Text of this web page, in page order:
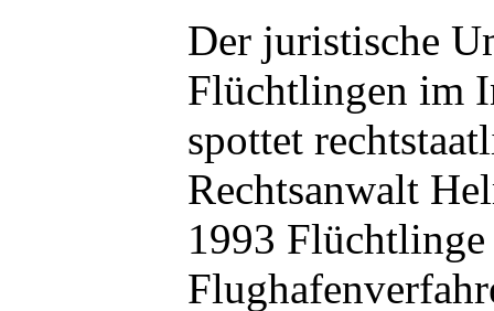
Der juristische
Flüchtlingen im
spottet
Rechtsanwalt
1993